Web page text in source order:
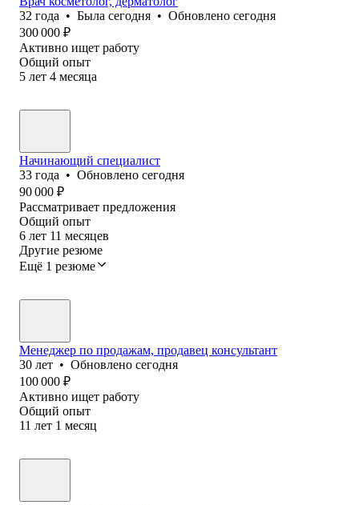
32 года • Была сегодня • Обновлено сегодня
300 000 ₽
Активно ищет работу
Общий опыт
5 лет 4 месяца
Начинающий специалист
33 года • Обновлено сегодня
90 000 ₽
Рассматривает предложения
Общий опыт
6 лет 11 месяцев
Другие резюме
Ещё 1 резюме
Менеджер по продажам, продавец консультант
30 лет • Обновлено сегодня
100 000 ₽
Активно ищет работу
Общий опыт
11 лет 1 месяц